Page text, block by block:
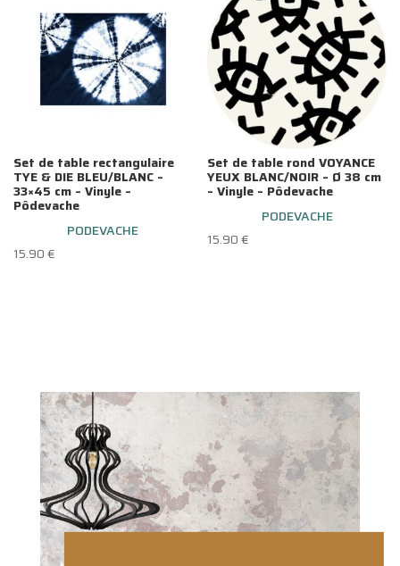
Set de table rectangulaire
TYE & DIE BLEU/BLANC –
33×45 cm – Vinyle –
Pôdevache
PODEVACHE
15.90€
Set de table rond VOYANCE
YEUX BLANC/NOIR – Ø 38 cm
– Vinyle – Pôdevache
PODEVACHE
15.90€